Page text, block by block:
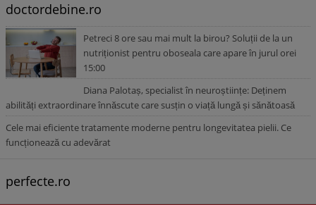
doctordebine.ro
Petreci 8 ore sau mai mult la birou? Soluții de la un
nutriționist pentru oboseala care apare în jurul orei
15:00
Diana Palotaș, specialist în neuroștiințe: Deținem
abilități extraordinare înnăscute care susțin o viață lungă și sănătoasă
Cele mai eficiente tratamente moderne pentru longevitatea pielii. Ce
funcționează cu adevărat
perfecte.ro